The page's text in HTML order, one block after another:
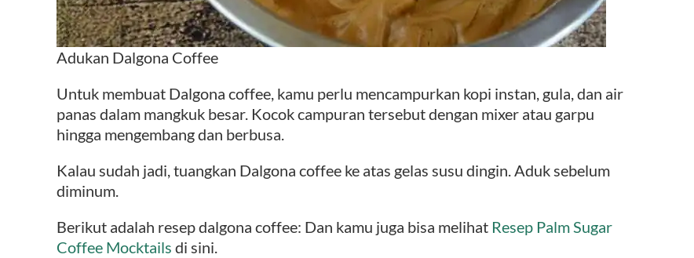
Adukan Dalgona Coffee
Untuk membuat Dalgona coffee, kamu perlu mencampurkan kopi instan, gula, dan air
panas dalam mangkuk besar. Kocok campuran tersebut dengan mixer atau garpu
hingga mengembang dan berbusa.
Kalau sudah jadi, tuangkan Dalgona coffee ke atas gelas susu dingin. Aduk sebelum
diminum.
Berikut adalah resep dalgona coffee: Dan kamu juga bisa melihat Resep Palm Sugar
Coffee Mocktails di sini.